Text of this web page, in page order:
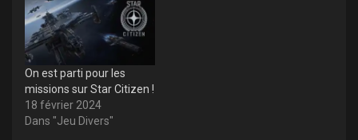
On est parti pour les
missions sur Star Citizen !
18 février 2024
Dans "Jeu Divers"